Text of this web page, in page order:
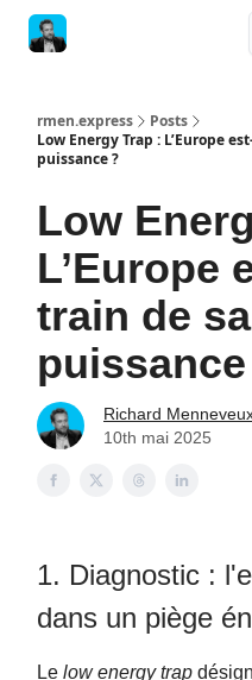
rmen.express
Posts
Low Energy Trap : L’Europe
puissance ?
Low
L’Europe
train de
Richard
10th mai 2025
1. Diagnostic :
dans un piège
Le low energy trap